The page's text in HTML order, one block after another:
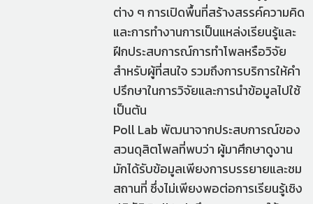
ต่าง ๆ การเปิดพื้นที่สร้างสรรค์ความคิด
และการทำงานการเป็นแหล่งเรียนรู้และ
ฝึกประสบการณ์การทำโพลหรือวิจัย
สำหรับผู้ที่สนใจ รวมถึงการบริการให้คำ
ปรึกษาในการวิจัยและการนำข้อมูลไปใช้
เป็นต้น
Poll Lab พัฒนาจากประสบการณ์ของ
สวนดุสิตโพลที่พบว่า ผู้มาศึกษาดูงาน
มักได้รับข้อมูลเพียงการบรรยายและชม
สถานที่ ซึ่งไม่เพียงพอต่อการเรียนรู้เชิง